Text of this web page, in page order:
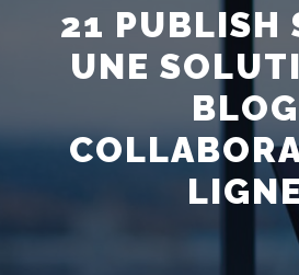
21 PUBLISH
UNE
BLOG
LIGNE